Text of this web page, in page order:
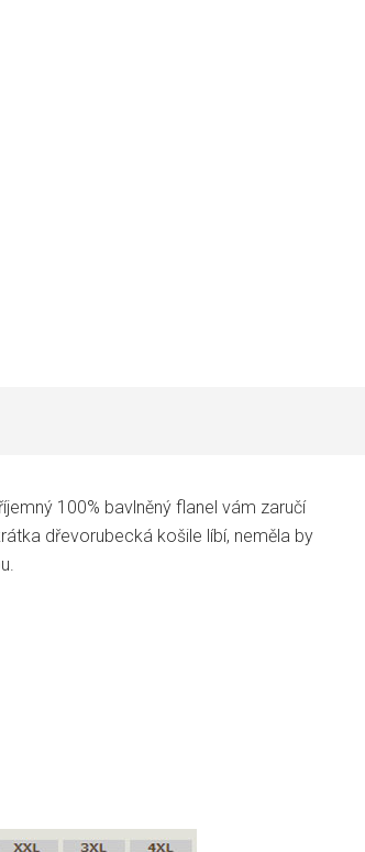
100% bavlněný flanel vám zaručí
dřevorubecká košile líbí, neměla by